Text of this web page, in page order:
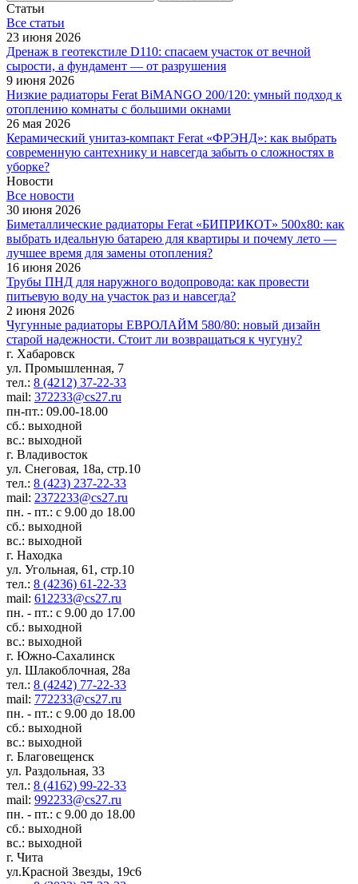
Статьи
Все cтатьи
23 июня 2026
Дренаж в геотекстиле D110: спасаем участок от вечной
сырости, а фундамент — от разрушения
9 июня 2026
Низкие радиаторы Ferat BiMANGO 200/120: умный подход к
отоплению комнаты с большими окнами
26 мая 2026
Керамический унитаз-компакт Ferat «ФРЭНД»: как выбрать
современную сантехнику и навсегда забыть о сложностях в
уборке?
Новости
Все новости
30 июня 2026
Биметаллические радиаторы Ferat «БИПРИКОТ» 500x80: как
выбрать идеальную батарею для квартиры и почему лето —
лучшее время для замены отопления?
16 июня 2026
Трубы ПНД для наружного водопровода: как провести
питьевую воду на участок раз и навсегда?
2 июня 2026
Чугунные радиаторы ЕВРОЛАЙМ 580/80: новый дизайн
старой надежности. Стоит ли возвращаться к чугуну?
г. Хабаровск
ул. Промышленная, 7
тел.: 8 (4212) 37-22-33
mail: 372233@cs27.ru
пн-пт.: 09.00-18.00
сб.: выходной
вс.: выходной
г. Владивосток
ул. Снеговая, 18а, стр.10
тел.: 8 (423) 237-22-33
mail: 2372233@cs27.ru
пн. - пт.: с 9.00 до 18.00
сб.: выходной
вс.: выходной
г. Находка
ул. Угольная, 61, стр.10
тел.: 8 (4236) 61-22-33
mail: 612233@cs27.ru
пн. - пт.: с 9.00 до 17.00
сб.: выходной
вс.: выходной
г. Южно-Сахалинск
ул. Шлакоблочная, 28а
тел.: 8 (4242) 77-22-33
mail: 772233@cs27.ru
пн. - пт.: с 9.00 до 18.00
сб.: выходной
вс.: выходной
г. Благовещенск
ул. Раздольная, 33
тел.: 8 (4162) 99-22-33
mail: 992233@cs27.ru
пн. - пт.: с 9.00 до 18.00
сб.: выходной
вс.: выходной
г. Чита
ул.Красной Звезды, 19с6